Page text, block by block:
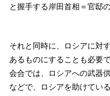
と握手する岸田首相＝官邸の
それと同時に、ロシアに対
あるものにすることも必要
会合では、ロシアへの武器
などで、ロシアを助けてい